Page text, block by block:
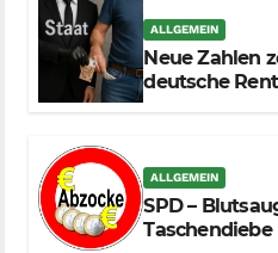
ALLGEMEIN
Neue Zahlen
deutsche
ALLGEMEIN
SPD –